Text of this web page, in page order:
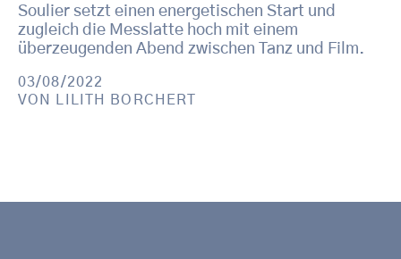
Soulier setzt einen energetischen Start und
zugleich die Messlatte hoch mit einem
überzeugenden Abend zwischen Tanz und Film.
03/08/2022
VON
LILITH BORCHERT